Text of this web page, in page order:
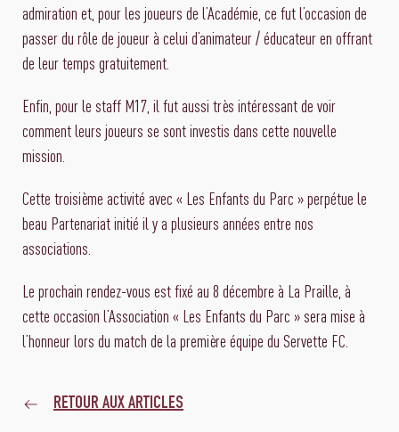
admiration et, pour les joueurs de l’Académie, ce fut l’occasion de
passer du rôle de joueur à celui d’animateur / éducateur en offrant
de leur temps gratuitement.
Enfin, pour le staff M17, il fut aussi très intéressant de voir
comment leurs joueurs se sont investis dans cette nouvelle
mission.
Cette troisième activité avec « Les Enfants du Parc » perpétue le
beau Partenariat initié il y a plusieurs années entre nos
associations.
Le prochain rendez-vous est fixé au 8 décembre à La Praille, à
cette occasion l’Association « Les Enfants du Parc » sera mise à
l’honneur lors du match de la première équipe du Servette FC.
RETOUR AUX ARTICLES